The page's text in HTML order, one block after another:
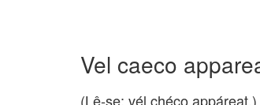
Vel caeco
(Lê-se: vél chéco